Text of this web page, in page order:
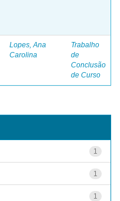
Lopes, Ana
Carolina
Trabalho
de
Conclusão
de Curso
1
1
1